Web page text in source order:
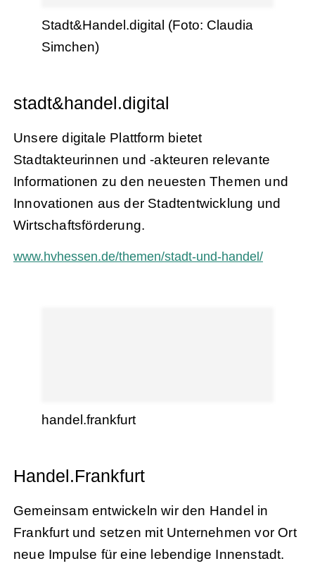
Stadt&Handel.digital (Foto: Claudia
Simchen)
stadt&handel.digital
Unsere digitale Plattform bietet
Stadtakteurinnen und -akteuren relevante
Informationen zu den neuesten Themen und
Innovationen aus der Stadtentwicklung und
Wirtschaftsförderung.
www.hvhessen.de/themen/stadt-und-handel/
handel.frankfurt
Handel.Frankfurt
Gemeinsam entwickeln wir den Handel in
Frankfurt und setzen mit Unternehmen vor Ort
neue Impulse für eine lebendige Innenstadt.